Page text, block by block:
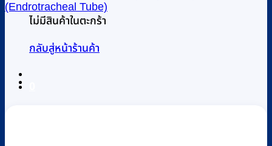
ไม่มีสินค้าในตะกร้า
กลับสู่หน้าร้านค้า
(Endrotracheal Tube)